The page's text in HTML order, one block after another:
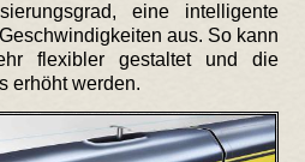
eine intelligente
aus. So kann
flexibler gestaltet und die
erhöht werden.